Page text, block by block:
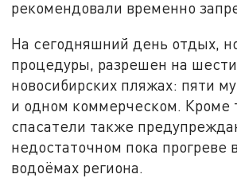
рекомендовали временно
На сегодняшний день отдых,
процедуры, разрешен на шести
новосибирских пляжах: пяти
и одном коммерческом. Кроме
спасатели также
недостаточном пока прогреве
водоёмах региона.